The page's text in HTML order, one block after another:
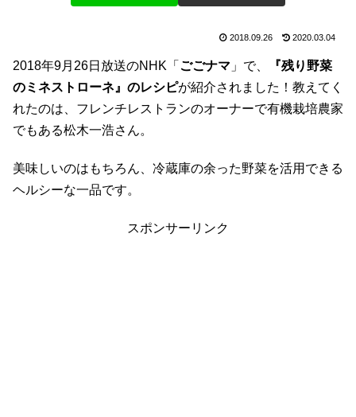
2018.09.26 2020.03.04
2018年9月26日放送のNHK「 ごごナマ 」で、
『残り野菜
のミネストローネ』のレシピが紹介されました！教えてく
れたのは、フレンチレストランのオーナーで有機栽培農家
でもある松木一浩さん。
美味しいのはもちろん、冷蔵庫の余った野菜を活用できる
ヘルシーな一品です。
スポンサーリンク